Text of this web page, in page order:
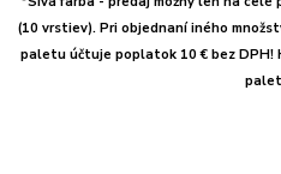
(10 vrstiev). Pri objednaní iného
paletu účtuje poplatok 10 € bez DPH!